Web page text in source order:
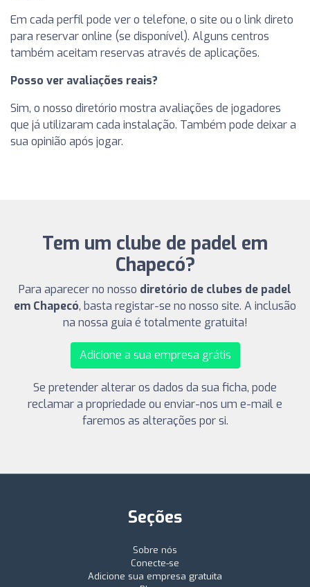
Em cada perfil pode ver o telefone, o site ou o link direto
para reservar online (se disponível). Alguns centros
também aceitam reservas através de aplicações.
Posso ver avaliações reais?
Sim, o nosso diretório mostra avaliações de jogadores
que já utilizaram cada instalação. Também pode deixar a
sua opinião após jogar.
Tem um clube de padel em
Chapecó?
Para aparecer no nosso diretório de clubes de padel
em Chapecó, basta registar-se no nosso site. A inclusão
na nossa guia é totalmente gratuita!
Adicione a sua empresa grátis
Se pretender alterar os dados da sua ficha, pode
reclamar a propriedade ou enviar-nos um e-mail e
faremos as alterações por si.
Seções
Sobre nós
Conecte-se
Adicione sua empresa gratuita